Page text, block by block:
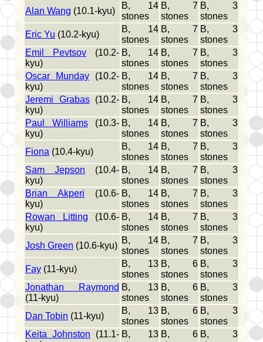
Alan Wang (10.1-kyu)
B, 14
stones
B, 7
stones
B, 3
stones
Eric Yu (10.2-kyu)
B, 14
stones
B, 7
stones
B, 3
stones
Emil Pevtsov (10.2-
kyu)
B, 14
stones
B, 7
stones
B, 3
stones
Oscar Munday (10.2-
kyu)
B, 14
stones
B, 7
stones
B, 3
stones
Jeremi Grabas(10.2-
kyu)
B, 14
stones
B, 7
stones
B, 3
stones
Paul Williams(10.3-
kyu)
B, 14
stones
B, 7
stones
B, 3
stones
Fiona (10.4-kyu)
B, 14
stones
B, 7
stones
B, 3
stones
Sam Jepson (10.4-
kyu)
B, 14
stones
B, 7
stones
B, 3
stones
Brian Akperi (10.6-
kyu)
B, 14
stones
B, 7
stones
B, 3
stones
Rowan Litting (10.6-
kyu)
B, 14
stones
B, 7
stones
B, 3
stones
Josh Green (10.6-kyu)
B, 14
stones
B, 7
stones
B, 3
stones
Fay (11-kyu)
B, 13
stones
B, 6
stones
B, 3
stones
Jonathan Raymond
(11-kyu)
B, 13
stones
B, 6
stones
B, 3
stones
Dan Tobin (11-kyu)
B, 13
stones
B, 6
stones
B, 3
stones
Keita Johnston (11.1- B, 13 B, 6 B, 3